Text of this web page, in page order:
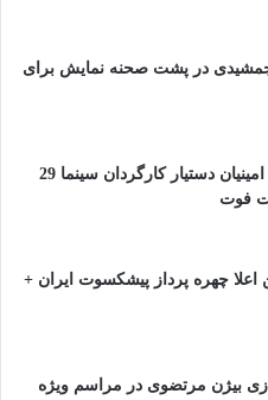
در پشت صحنه نمایش برای
درگذشت رضا امینیان دستیار کارگردان سینما 29
چهره پرداز پیشکسوت ایران +
بیژن مرتضوی در مراسم ویژه